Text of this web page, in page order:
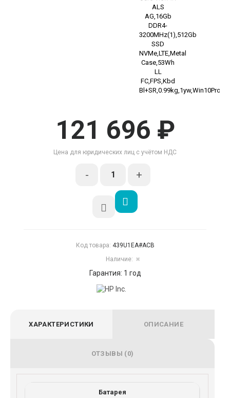
ХАРАКТЕРИСТИКИ ОПИСАНИЕ
ОТЗЫВЫ (0)
Батарея
121 696 ₽
Цена для юридических лиц с учётом НДС
- +
Код товара: 439U1EA#ACB
Наличие: ✖
Гарантия: 1 год